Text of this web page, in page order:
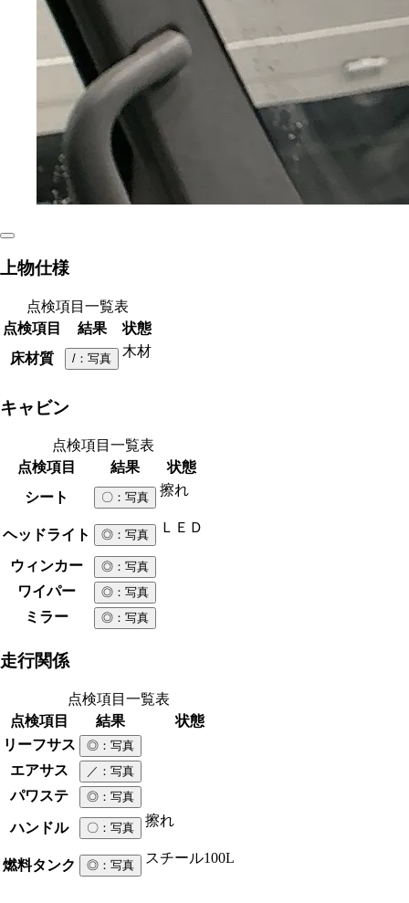
上物仕様
点検項目一覧表
点検項目
結果
状態
床材質
/ ：写真 木材
キャビン
点検項目一覧表
点検項目
結果
状態
シート
〇 ：写真 擦れ
ヘッドライト ◎ ：写真 ＬＥＤ
ウィンカー ◎ ：写真
ワイパー ◎ ：写真
ミラー ◎ ：写真
走行関係
点検項目一覧表
点検項目
結果
状態
リーフサス
◎ ：写真
エアサス ／ ：写真
パワステ ◎ ：写真
ハンドル 〇 ：写真 擦れ
燃料タンク ◎ ：写真 スチール100L